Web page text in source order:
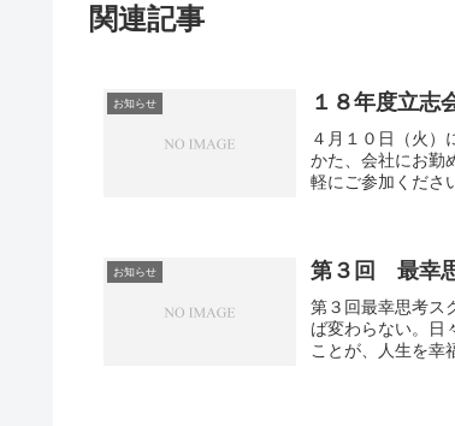
関連記事
お知らせ １８年度立志
４月１０日（火）
かた、会社にお勤
軽にご参加くださ
お知らせ 第３回 最幸
第３回最幸思考ス
ば変わらない。日
ことが、人生を幸